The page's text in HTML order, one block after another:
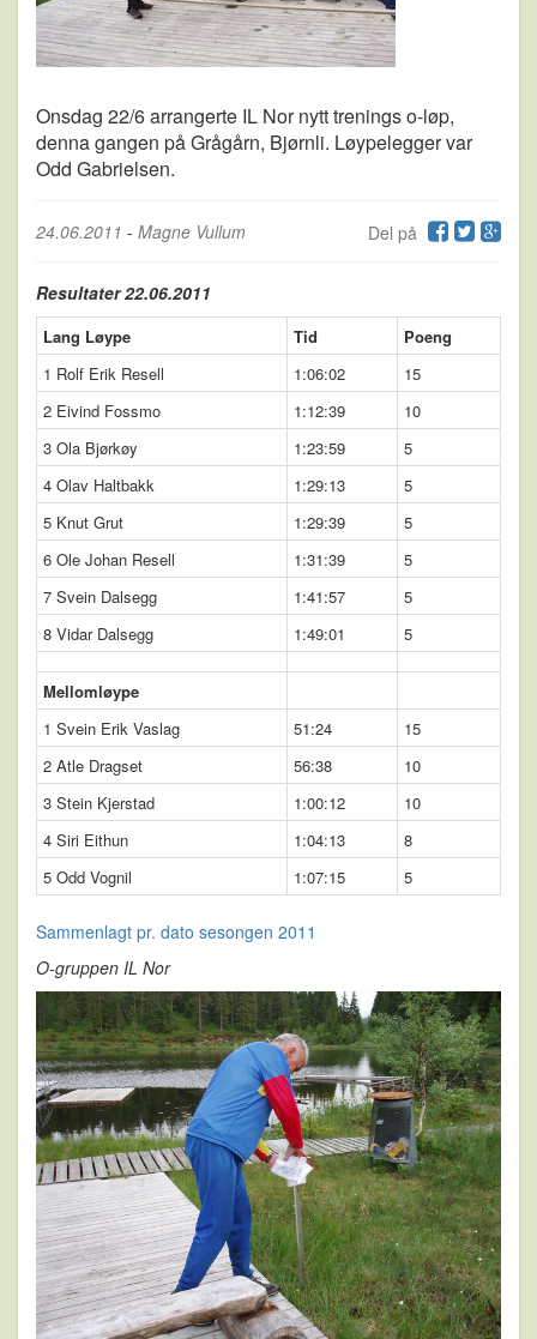
Onsdag 22/6 arrangerte IL Nor nytt trenings o-løp,
denna gangen på Grågårn, Bjørnli. Løypelegger var
Odd Gabrielsen.
Del på
24.06.2011 - Magne Vullum
Resultater 22.06.2011
Lang Løype Tid
Poeng
1 Rolf Erik Resell
1:06:02
15
2 Eivind Fossmo
1:12:39
10
3 Ola Bjørkøy
1:23:59
5
4 Olav Haltbakk
1:29:13
5
5 Knut Grut
1:29:39
5
6 Ole Johan Resell
1:31:39
5
7 Svein Dalsegg
1:41:57
5
8 Vidar Dalsegg
1:49:01 5
Mellomløype
1 Svein Erik Vaslag
51:24
15
2 Atle Dragset
56:38
10
3 Stein Kjerstad
1:00:12
10
4 Siri Eithun
1:04:13
8
5 Odd Vognil
1:07:15 5
Sammenlagt pr. dato sesongen 2011
O-gruppen IL Nor